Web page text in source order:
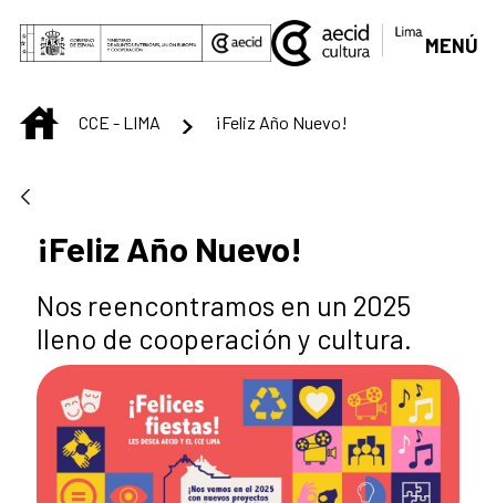
Saut au contenu principal
MENÚ
INICIOCCE - LIMA ¡Feliz Año Nuevo!
¡Feliz Año Nuevo!
Nos reencontramos en un 2025
lleno de cooperación y cultura.